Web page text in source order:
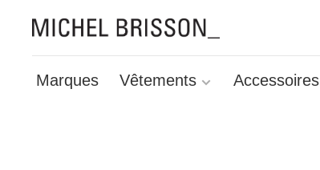
Marques Vêtements Accessoires